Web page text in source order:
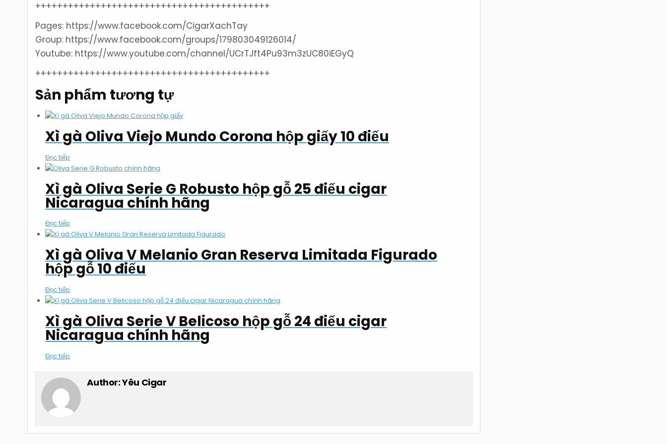
+++++++++++++++++++++++++++++++++++++++++++
Pages: https://www.facebook.com/CigarXachTay
Group: https://www.facebook.com/groups/179803049126014/
Youtube: https://www.youtube.com/channel/UCrTJft4Pu93m3zUC80iEGyQ
+++++++++++++++++++++++++++++++++++++++++++
Sản phẩm tương tự
Xì gà Oliva Viejo Mundo Corona hộp giấy 10 điếu
Đọc tiếp
Xì gà Oliva Serie G Robusto hộp gỗ 25 điếu cigar
Nicaragua chính hãng
Đọc tiếp
Xì gà Oliva V Melanio Gran Reserva Limitada Figurado
hộp gỗ 10 điếu
Đọc tiếp
Xì gà Oliva Serie V Belicoso hộp gỗ 24 điếu cigar
Nicaragua chính hãng
Đọc tiếp
Author:Yêu Cigar